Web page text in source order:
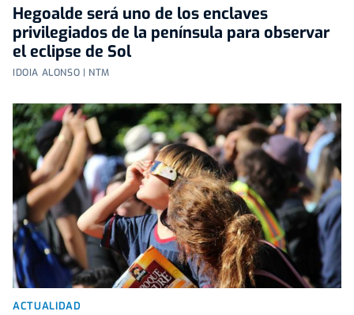
Hegoalde será uno de los enclaves
privilegiados de la península para observar
el eclipse de Sol
IDOIA ALONSO | NTM
ACTUALIDAD